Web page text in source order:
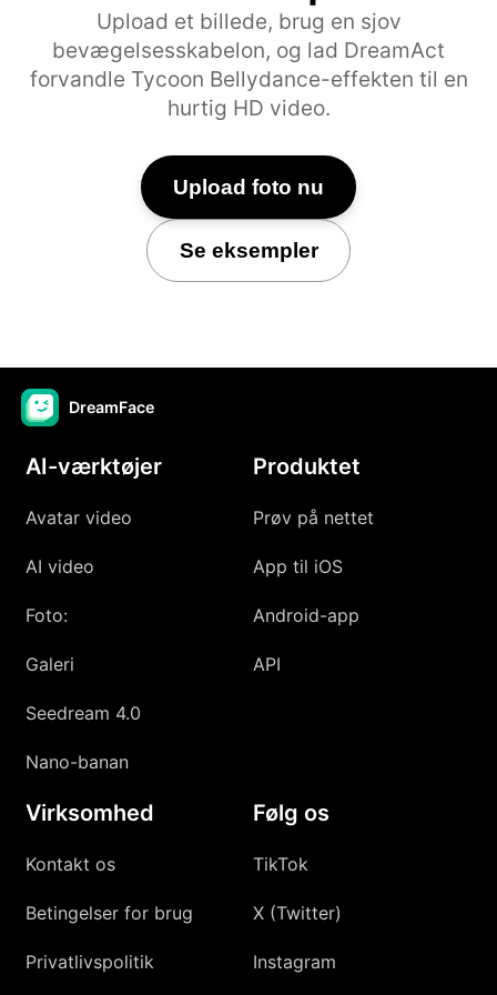
Upload et billede, brug en sjov
bevægelsesskabelon, og lad DreamAct
forvandle Tycoon Bellydance-effekten til en
hurtig HD video.
Upload foto nu
Se eksempler
DreamFace
AI-værktøjer
Avatar video
AI video
Foto:
Galeri
Seedream 4.0
Nano-banan
Produktet
Prøv på nettet
App til iOS
Android-app
API
Virksomhed
Kontakt os
Betingelser for brug
Privatlivspolitik
Følg os
TikTok
X (Twitter)
Instagram